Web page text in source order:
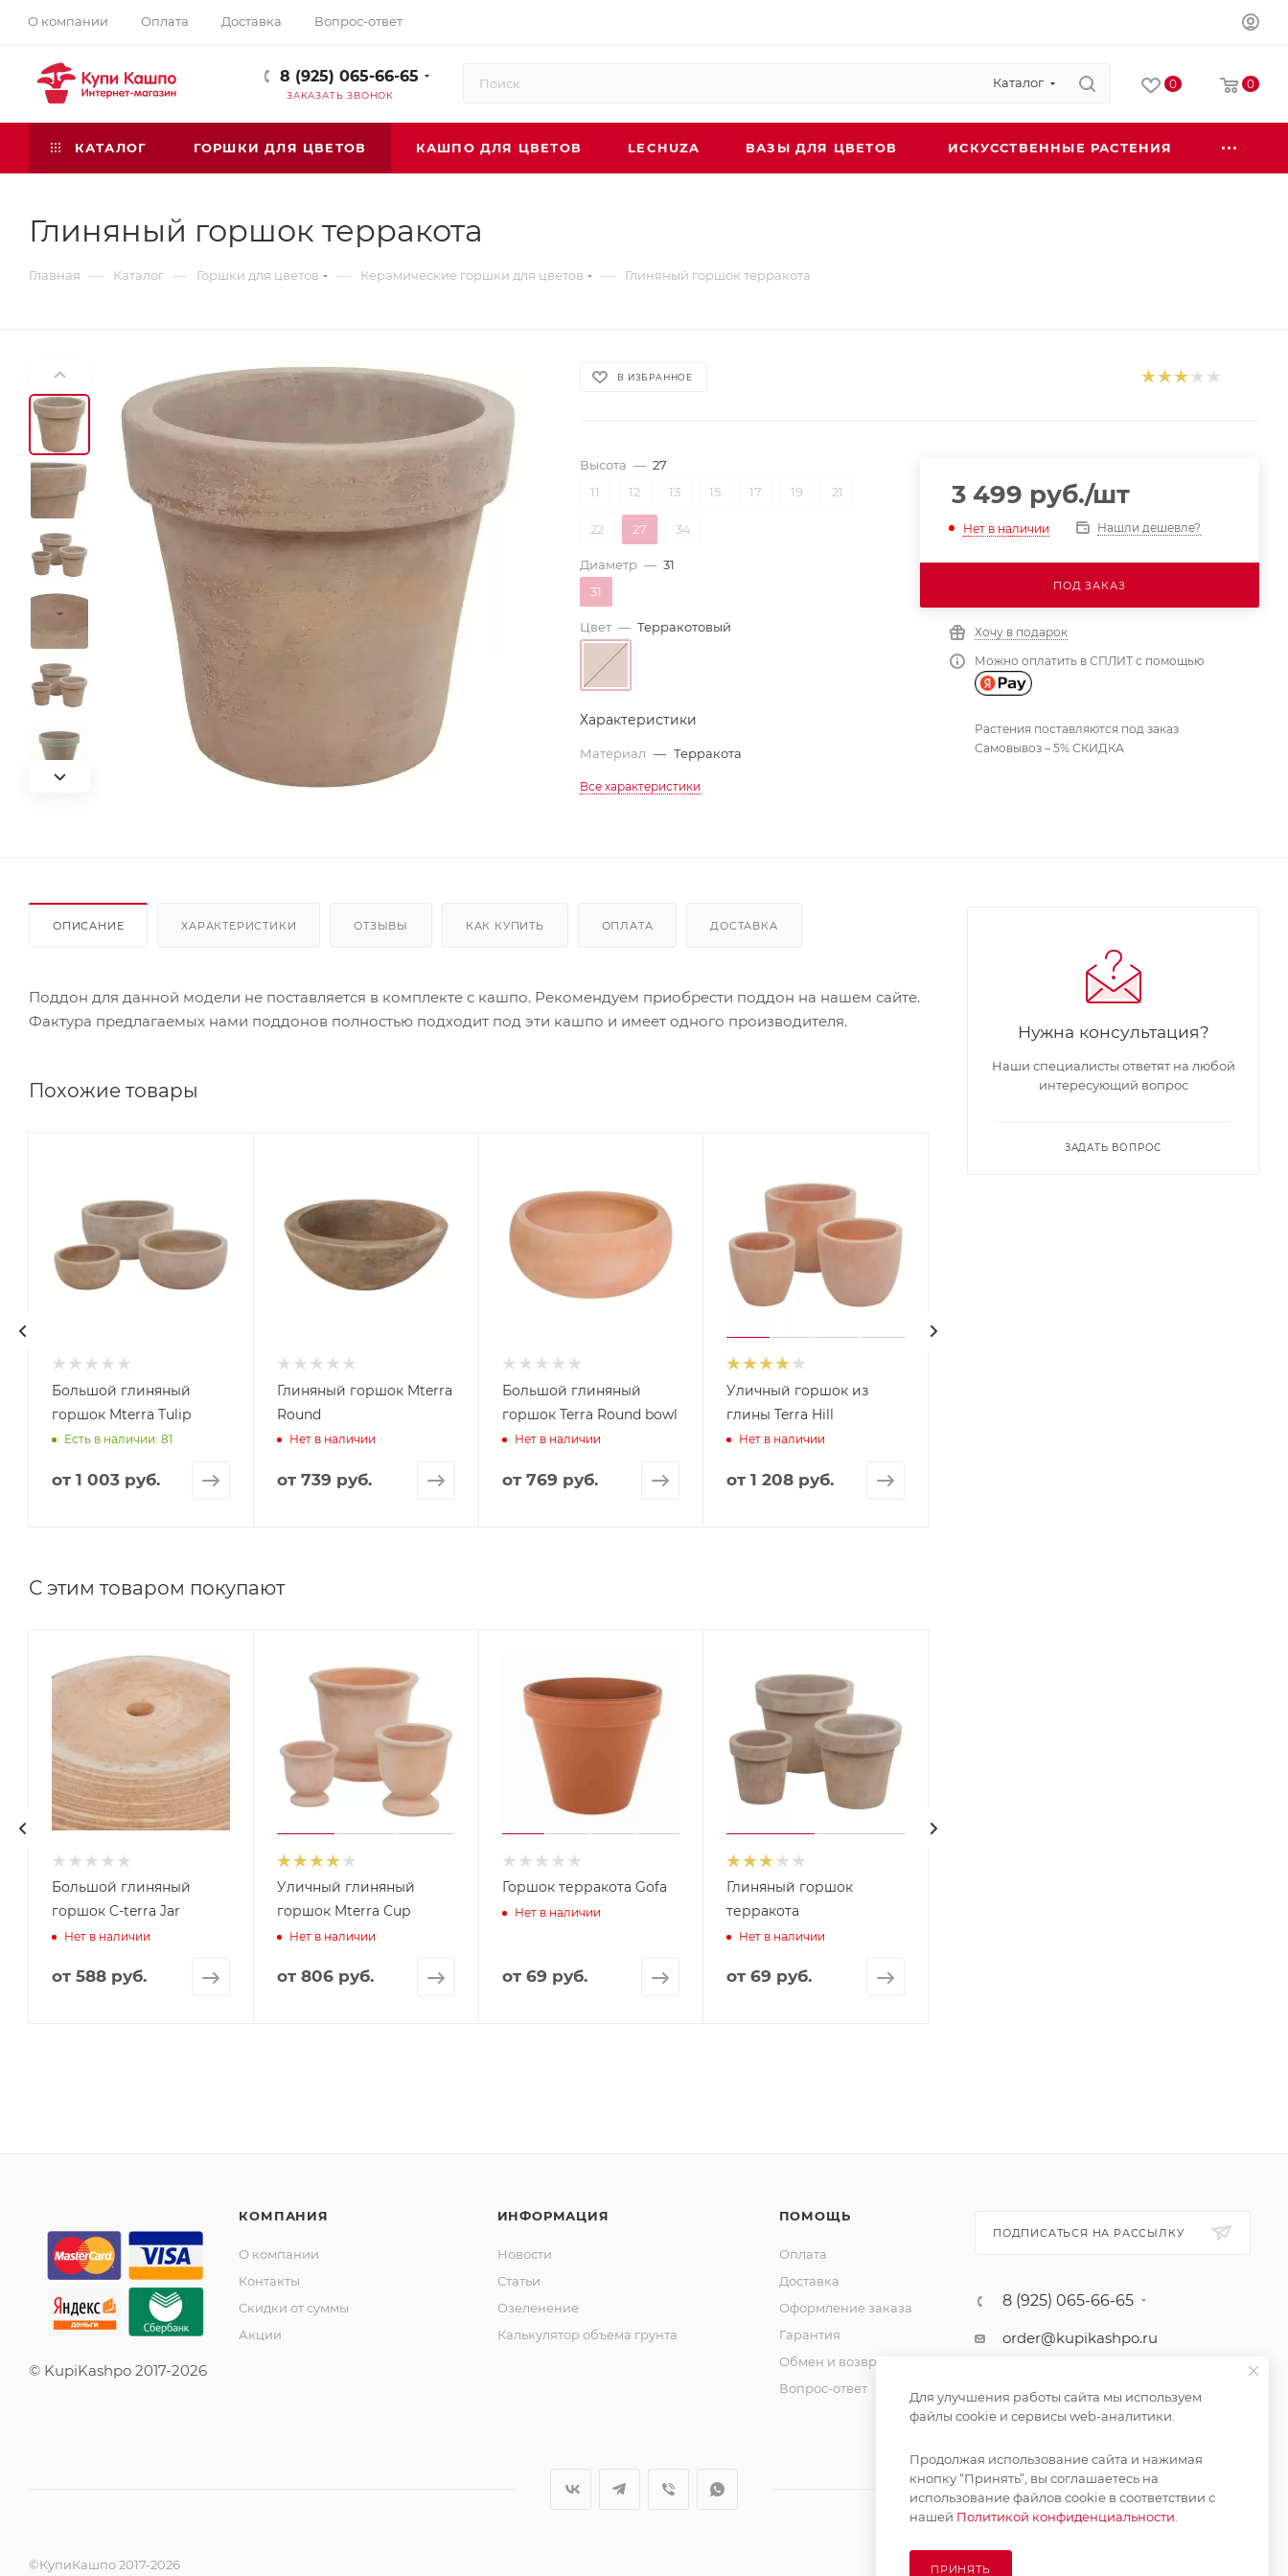
О компании Оплата Доставка Вопрос-ответ
8 (925) 065-66-65
ЗАКАЗАТЬ ЗВОНОК
Каталог 0 0
КАТАЛОГ ГОРШКИ ДЛЯ ЦВЕТОВ КАШПО ДЛЯ ЦВЕТОВ LECHUZA ВАЗЫ ДЛЯ ЦВЕТОВ ИСКУССТВЕННЫЕ РАСТЕНИЯ
Глиняный горшок терракота
Главная — Каталог — Горшки для цветов — Керамические горшки для цветов — Глиняный горшок терракота
В ИЗБРАННОЕ
Высота — 27
11
12 13 15 17 19 21
22 27 34
Диаметр — 31
31
Цвет — Терракотовый
Характеристики
Материал — Терракота
Все характеристики
3 499 руб./шт
Нет в наличии Нашли дешевле?
ПОД ЗАКАЗ
Хочу в подарок
Можно оплатить в СПЛИТ с помощью
Растения поставляются под заказ
Самовывоз – 5% СКИДКА
ОПИСАНИЕ ХАРАКТЕРИСТИКИ ОТЗЫВЫ КАК КУПИТЬ ОПЛАТА ДОСТАВКА
Поддон для данной модели не поставляется в комплекте с кашпо. Рекомендуем приобрести поддон на нашем сайте.
Фактура предлагаемых нами поддонов полностью подходит под эти кашпо и имеет одного производителя.
Похожие товары
Большой глиняный
горшок Mterra Tulip
Есть в наличии: 81
от 1 003 руб.
Глиняный горшок Mterra
Round
Нет в наличии
от 739 руб.
Большой глиняный
горшок Terra Round bowl
Нет в наличии
от 769 руб.
Уличный горшок из
глины Terra Hill
Нет в наличии
от1 208 руб.
С этим товаром покупают
Большой глиняный
горшок C-terra Jar
Нет в наличии
от 588 руб.
Уличный глиняный
горшок Mterra Cup
Нет в наличии
от 806 руб.
Горшок терракота Gofa
Нет в наличии
от 69 руб.
Глиняный горшок
терракота
Нет в наличии
от69 руб.
Нужна консультация?
Наши специалисты ответят на любой
интересующий вопрос
ЗАДАТЬ ВОПРОС
© KupiKashpo 2017-2026
КОМПАНИЯ
О компании
Контакты
Скидки от суммы
Акции
ИНФОРМАЦИЯ
Новости
Статьи
Озеленение
Калькулятор объема грунта
ПОМОЩЬ
Оплата
Доставка
Оформление заказа
Гарантия
Обмен и возврат
Вопрос-ответ
ПОДПИСАТЬСЯ НА РАССЫЛКУ
8 (925) 065-66-65
order@kupikashpo.ru
©КупиКашпо 2017-2026
Для улучшения работы сайта мы используем
файлы cookie и сервисы web-аналитики.
Продолжая использование сайта и нажимая
кнопку “Принять”, вы соглашаетесь на
использование файлов cookie в соответствии с
нашей Политикой конфиденциальности.
ПРИНЯТЬ